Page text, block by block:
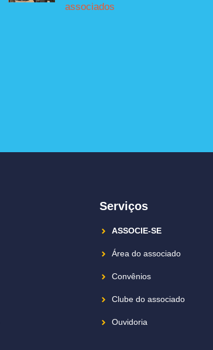
associados
Serviços
ASSOCIE-SE
Área do associado
Convênios
Clube do associado
Ouvidoria